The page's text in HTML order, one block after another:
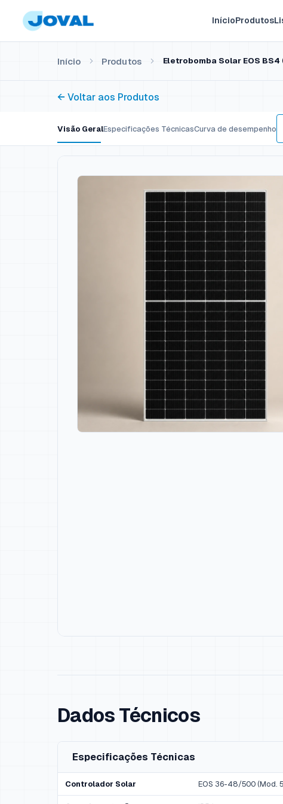
InícioProdutos
Início Produtos Eletrobomba Solar EOS BS4
← Voltar aos Produtos
Visão GeralEspecificações TécnicasCurva de desempenho
Dados Técnicos
Especificações Técnicas
Controlador Solar EOS 36-48/500 (Mod.